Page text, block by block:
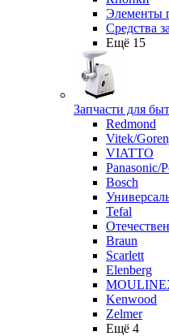
Элементы
Средства
Ещё 15
Запчасти для
Redmond
Vitek/
VIATTO
Panasonic/
Bosch
Tefal
Braun
Scarlett
Elenberg
Kenwood
Zelmer
Ещё 4